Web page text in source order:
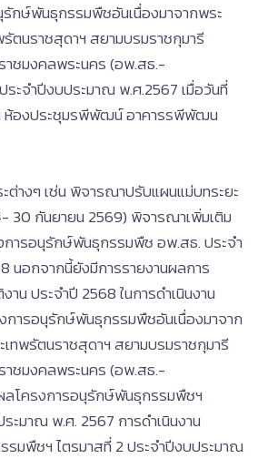
กษ์พันธุกรรมพืชอันเนื่องมาจากพระ
ตนราชสุดาฯ สยามบรมราชกุมารี
าชมงคลพระนคร (อพ.สธ.-
ระจำปีงบประมาณ พ.ศ.2567 เมื่อวันที่
ห้องประชุมรพีพัฒน์ อาคารรพีพัฒน
ต่างๆ เช่น พิจารณาปรับแผนแม่บทระยะ
30 กันยายน 2569) พิจารณาเพิ่มเติม
การอนุรักษ์พันธุกรรมพืช อพ.สธ. ประจำ
นอกจากนี้ยังมีการรายงานผลการ
น ประจำปี 2568 ในการดำเนินงาน
การอนุรักษ์พันธุกรรมพืชอันเนื่องมาจาก
ทพรัตนราชสุดาฯ สยามบรมราชกุมารี
าชมงคลพระนคร (อพ.สธ.-
ลโครงการอนุรักษ์พันธุกรรมพืชฯ
ะมาณ พ.ศ. 2567 การดำเนินงาน
มพืชฯ ไตรมาสที่ 2 ประจำปีงบประมาณ